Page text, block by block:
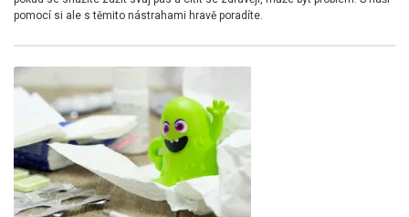
pomocí si ale s těmito nástrahami hravě poradíte.